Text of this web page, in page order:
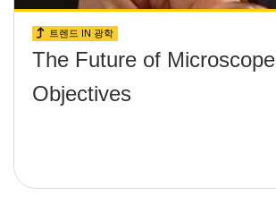
트렌드 IN 광학
The Future of Microscope
Objectives